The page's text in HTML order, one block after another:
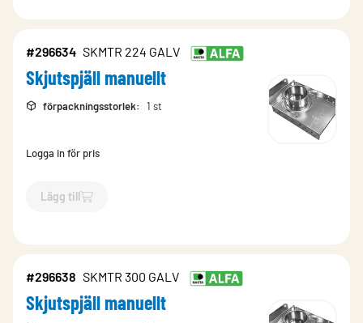
#296634 SKMTR 224 GALV
Skjutspjäll manuellt
förpackningsstorlek: 1 st
Logga in för pris
Lägg till
`$Lägg till
#296638 SKMTR 300 GALV
Skjutspjäll manuellt